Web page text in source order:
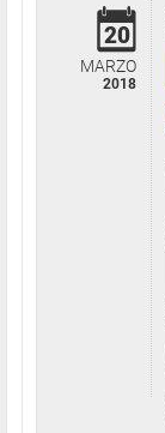
20
MARZO
2018